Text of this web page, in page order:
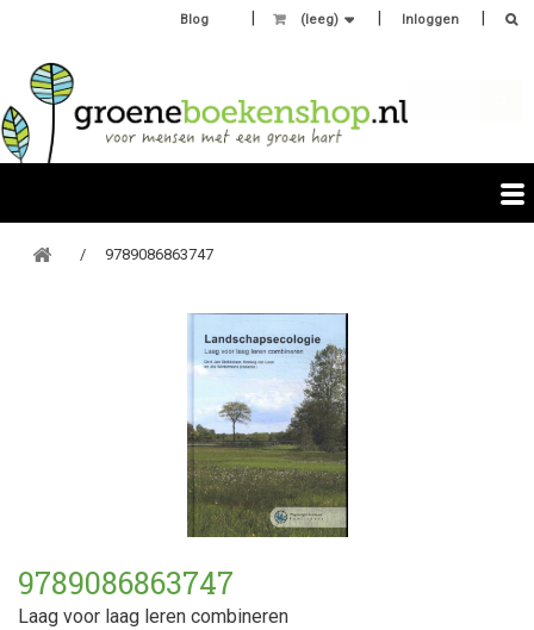
Inloggen
(leeg)
Blog
9789086863747
9789086863747
Laag voor laag leren combineren